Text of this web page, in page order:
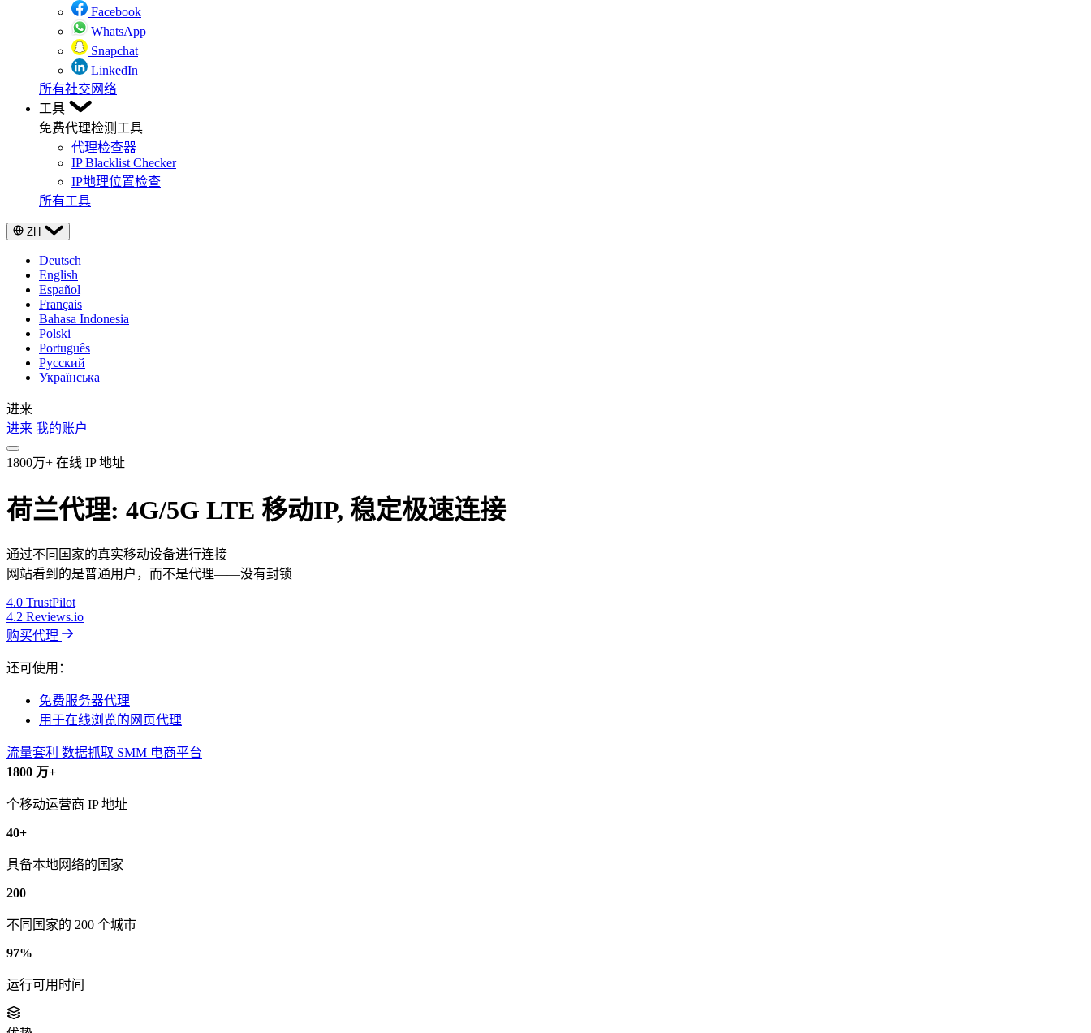
Facebook
WhatsApp
Snapchat
LinkedIn
所有社交网络
工具
免费代理检测工具
代理检查器
IP Blacklist Checker
IP地理位置检查
所有工具
ZH
Deutsch
English
Español
Français
Bahasa Indonesia
Polski
Português
Русский
Українська
进来
进来 我的账户
1800万+ 在线 IP 地址
荷兰代理: 4G/5G LTE 移动IP, 稳定极速连接
通过不同国家的真实移动设备进行连接
网站看到的是普通用户，而不是代理——没有封锁
4.0 TrustPilot
4.2 Reviews.io
购买代理
还可使用：
免费服务器代理
用于在线浏览的网页代理
流量套利 数据抓取 SMM 电商平台
1800 万+
个移动运营商 IP 地址
40+
具备本地网络的国家
200
不同国家的 200 个城市
97%
运行可用时间